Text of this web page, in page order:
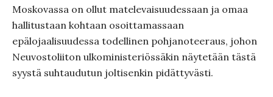
Moskovassa on ollut matelevaisuudessaan ja omaa
hallitustaan kohtaan osoittamassaan
epälojaalisuudessa todellinen pohjanoteeraus, johon
Neuvostoliiton ulkoministeriössäkin näytetään tästä
syystä suhtaudutun joltisenkin pidättyvästi.